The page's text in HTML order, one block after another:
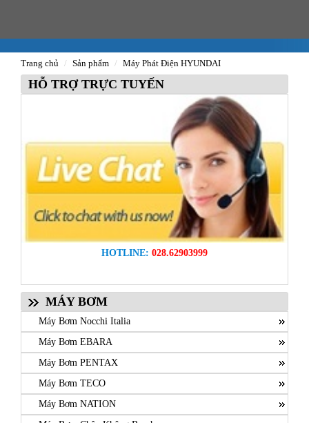
Trang chủ Sản phẩm Máy Phát Điện HYUNDAI
HỖ TRỢ TRỰC TUYẾN
HOTLINE: 028.62903999
MÁY BƠM
Máy Bơm Nocchi Italia
Máy Bơm EBARA
Máy Bơm PENTAX
Máy Bơm TECO
Máy Bơm NATION